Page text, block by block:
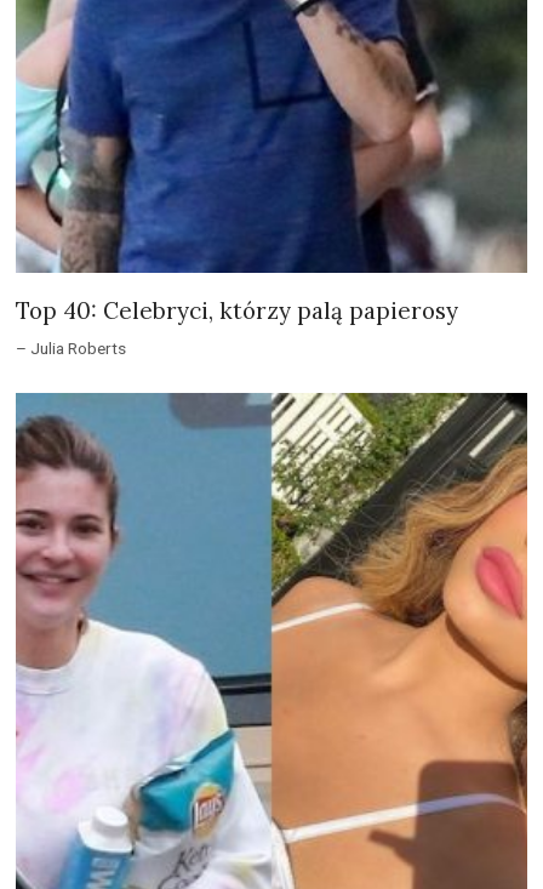
Top 40: Celebryci, którzy palą papierosy
– Julia Roberts